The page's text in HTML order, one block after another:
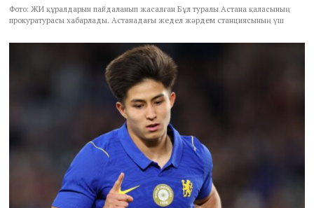
Фото: ЖИ құралдарын пайдаланып жасалған Бұл туралы Астана қаласының
прокуратурасы хабарлады. Астанадағы жедел жәрдем станциясының үш